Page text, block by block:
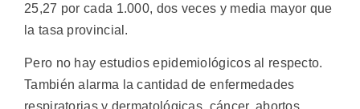
25,27 por cada 1.000, dos veces y media mayor que
la tasa provincial.
Pero no hay estudios epidemiológicos al respecto.
También alarma la cantidad de enfermedades
respiratorias y dermatológicas, cáncer, abortos